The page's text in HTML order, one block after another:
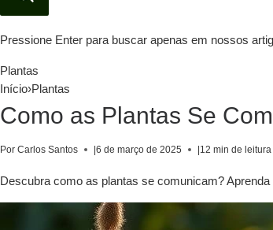
Pressione Enter para buscar apenas em nossos
Plantas
Início›Plantas
Como as Plantas Se
Por Carlos Santos |6 de março de 2025 |12 min de leitura
Descubra como as plantas se comunicam?